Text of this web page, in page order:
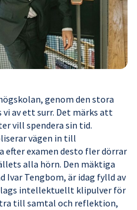
genom den stora
vi av ett surr. Det märks att
vill spendera sin tid.
vägen in till
examen desto fler dörrar
alla hörn. Den mäktiga
Ivar Tengbom, är idag fylld av
intellektuellt klipulver för
till samtal och reflektion,